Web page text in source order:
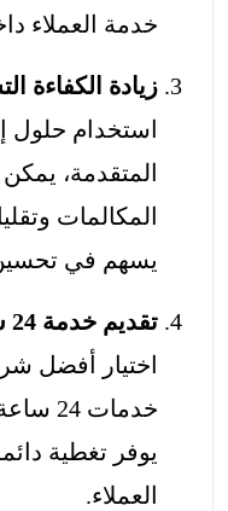
خدمة العملاء
زيادة الكفاءة
استخدام حلول
المتقدمة،
المكالمات
يسهم في تحسين
تقديم خدمة 24 ساعة:
اختيار أفضل
خدمات
يوفر تغطية
العملاء.